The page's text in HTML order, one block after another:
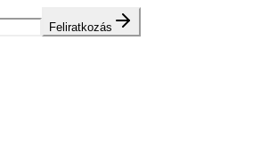
Feliratkozás